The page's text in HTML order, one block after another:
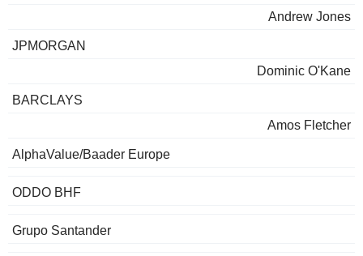
Andrew Jones
JPMORGAN
Dominic O'Kane
BARCLAYS
Amos Fletcher
AlphaValue/Baader Europe
ODDO BHF
Grupo Santander